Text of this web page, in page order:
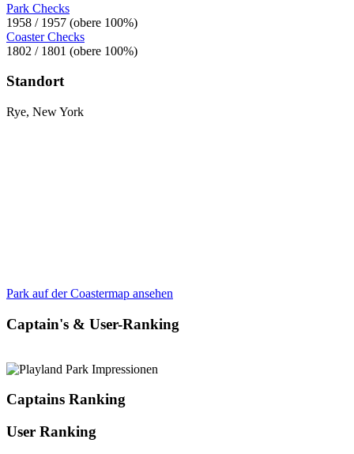
Park Checks
1958 / 1957 (obere 100%)
Coaster Checks
1802 / 1801 (obere 100%)
Standort
Rye, New York
Park auf der Coastermap ansehen
Captain's & User-Ranking
Captains Ranking
User Ranking